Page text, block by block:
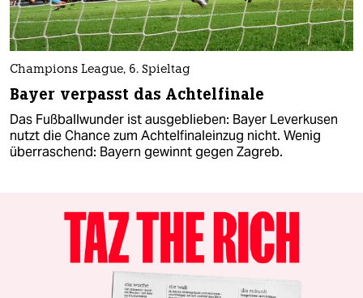
Champions League, 6. Spieltag
Bayer verpasst das Achtelfinale
Das Fußballwunder ist ausgeblieben: Bayer Leverkusen
nutzt die Chance zum Achtelfinaleinzug nicht. Wenig
überraschend: Bayern gewinnt gegen Zagreb.